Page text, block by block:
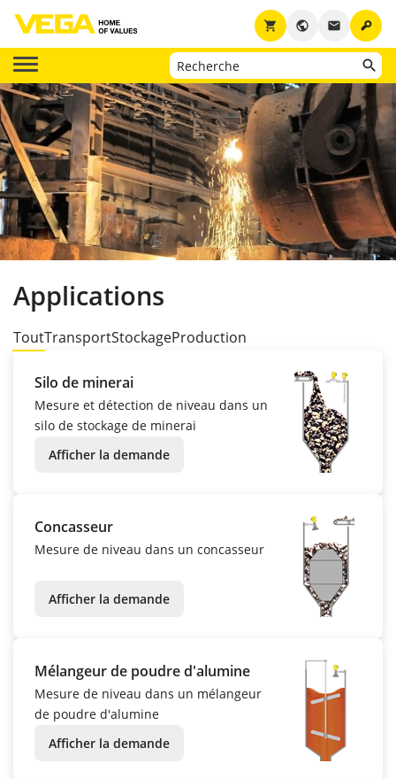
key
email
public
shopping_cart
Applications
ToutTransportStockageProduction
Silo de minerai
Mesure et détection de niveau dans un
silo de stockage de minerai
Afficher la demande
Concasseur
Mesure de niveau dans un concasseur
Afficher la demande
Mélangeur de poudre d'alumine
Mesure de niveau dans un mélangeur
de poudre d'alumine
Afficher la demande